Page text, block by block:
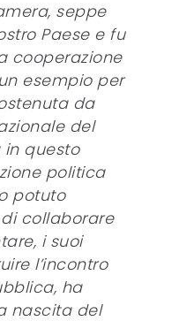
seppe
Paese e fu
cooperazione
esempio per
da
del
in questo
politica
potuto
collaborare
i suoi
l’incontro
ha
nascita del